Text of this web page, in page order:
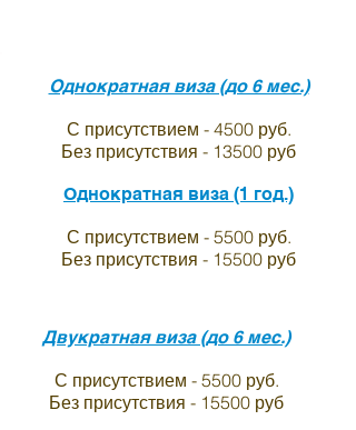
Однократная виза (до 6 мес.)
С присутствием - 4500 руб.
Без присутствия - 13500 руб
Однократная виза (1 год.)
С присутствием - 5500 руб.
Без присутствия - 15500 руб
Двукратная виза (до 6 мес.)
С присутствием - 5500 руб.
Без присутствия - 15500 руб